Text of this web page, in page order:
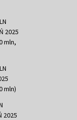
2025
mln,
mln)
2025